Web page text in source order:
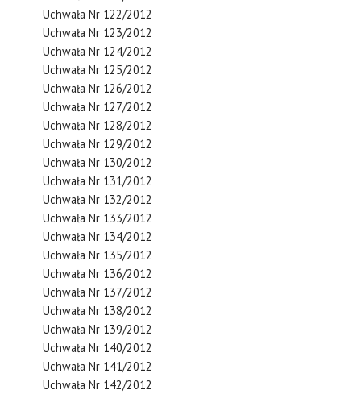
Uchwała Nr 122/2012
Uchwała Nr 123/2012
Uchwała Nr 124/2012
Uchwała Nr 125/2012
Uchwała Nr 126/2012
Uchwała Nr 127/2012
Uchwała Nr 128/2012
Uchwała Nr 129/2012
Uchwała Nr 130/2012
Uchwała Nr 131/2012
Uchwała Nr 132/2012
Uchwała Nr 133/2012
Uchwała Nr 134/2012
Uchwała Nr 135/2012
Uchwała Nr 136/2012
Uchwała Nr 137/2012
Uchwała Nr 138/2012
Uchwała Nr 139/2012
Uchwała Nr 140/2012
Uchwała Nr 141/2012
Uchwała Nr 142/2012